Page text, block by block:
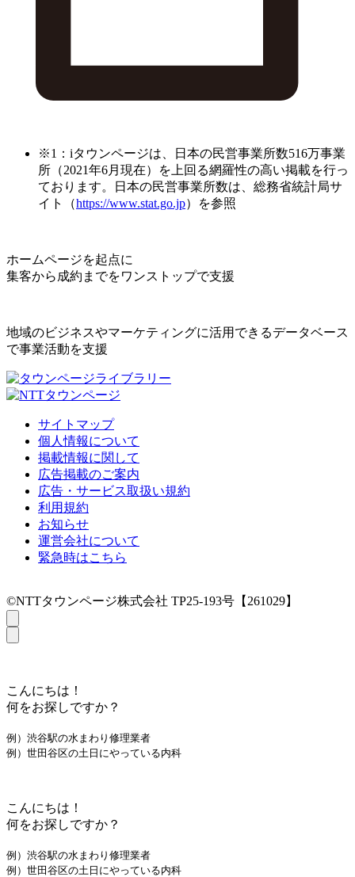
※1：iタウンページは、日本の民営事業所数516万事業
所（2021年6月現在）を上回る網羅性の高い掲載を行っ
ております。日本の民営事業所数は、総務省統計局サ
イト（https://www.stat.go.jp）を参照
ホームページを起点に
集客から成約までをワンストップで支援
地域のビジネスやマーケティングに活用できるデータベース
で事業活動を支援
サイトマップ
個人情報について
掲載情報に関して
広告掲載のご案内
広告・サービス取扱い規約
利用規約
お知らせ
運営会社について
緊急時はこちら
©NTTタウンページ株式会社 TP25-193号【261029】
こんにちは！
何をお探しですか？
例）渋谷駅の水まわり修理業者
例）世田谷区の土日にやっている内科
こんにちは！
何をお探しですか？
例）渋谷駅の水まわり修理業者
例）世田谷区の土日にやっている内科